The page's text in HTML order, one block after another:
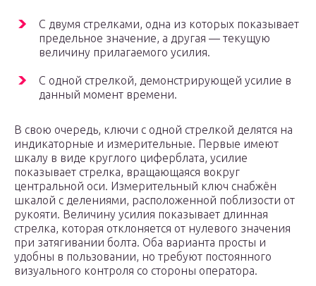
С двумя стрелками, одна из которых показывает
предельное значение, а другая — текущую
величину прилагаемого усилия.
С одной стрелкой, демонстрирующей усилие в
данный момент времени.
В свою очередь, ключи с одной стрелкой делятся на
индикаторные и измерительные. Первые имеют
шкалу в виде круглого циферблата, усилие
показывает стрелка, вращающаяся вокруг
центральной оси. Измерительный ключ снабжён
шкалой с делениями, расположенной поблизости от
рукояти. Величину усилия показывает длинная
стрелка, которая отклоняется от нулевого значения
при затягивании болта. Оба варианта просты и
удобны в пользовании, но требуют постоянного
визуального контроля со стороны оператора.